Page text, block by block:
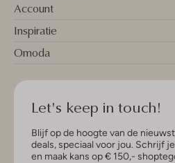
Account
Inspiratie
Omoda
Let's keep in touch!
Blijf op de hoogte van de
deals, speciaal voor jou. Schrijf
en maak kans op € 150,-